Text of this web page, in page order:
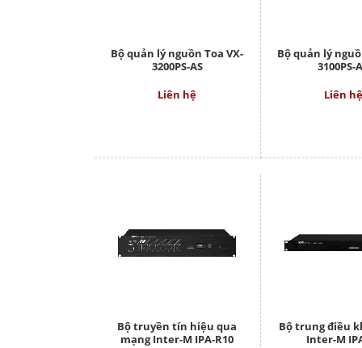
Bộ quản lý nguồn Toa VX-
3200PS-AS
Liên hệ
Bộ quản lý
3100PS-
Liên hệ
Bộ truyền tín hiệu qua
mạng Inter-M IPA-R10
Bộ trung điều
Inter-M